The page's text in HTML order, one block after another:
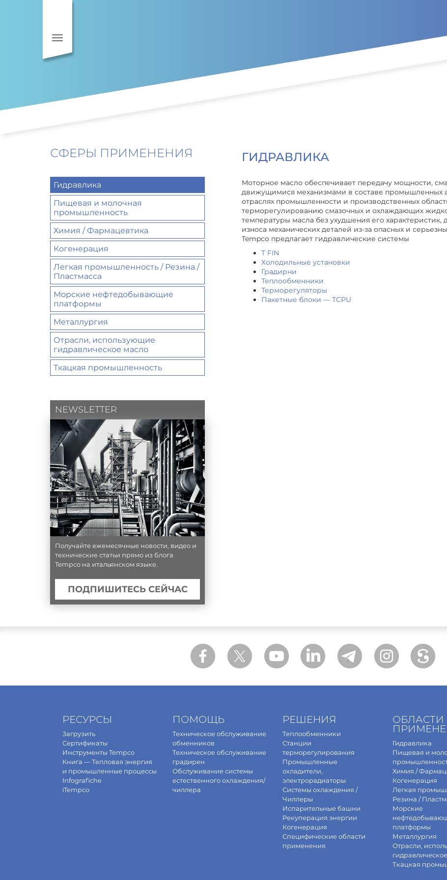
Toggle navigation
ГИДРАВЛИКА
Моторное масло обеспечивает передачу мощности,
движущимися механизмами в составе промышленных
отраслях промышленности и производственных
терморегулированию смазочных и охлаждающих
температуры масла без ухудшения его
износа механических деталей из-за опасных и
Tempco предлагает гидравлические системы
T FIN
Холодильные установки
Градирни
Теплообменники
Терморегуляторы
Пакетные блоки — TCPU
СФЕРЫ ПРИМЕНЕНИЯ
Гидравлика
Пищевая и молочная
промышленность
Химия / Фармацевтика
Когенерация
Легкая промышленность / Резина /
Пластмасса
Морские нефтедобывающие
платформы
Металлургия
Отрасли, использующие
гидравлическое масло
Ткацкая промышленность
NEWSLETTER
Получайте ежемесячные новости, видео и
технические статьи прямо из блога
Tempco на итальянском языке.
ПОДПИШИТЕСЬ СЕЙЧАС
РЕСУРСЫ
Загрузить
Сертификаты
Инструменты Tempco
Книга — Тепловая энергия
и промышленные процессы
Infografiche
iTempco
ПОМОЩЬ
Техническое обслуживание
обменников
Техническое обслуживание
градирен
Обслуживание системы
естественного охлаждения/
чиллера
РЕШЕНИЯ
Теплообменники
Станции
терморегулирования
Промышленные
охладители,
электрорадиаторы
Системы охлаждения /
Чиллеры
Испарительные башни
Рекуперация энергии
Когенерация
Специфические области
применения
ОБЛАСТИ
Гидравлика
Пищевая и
Химия /
Когенерация
Легкая
Резина /
Морские
платформы
Металлургия
Отрасли,
Ткацкая